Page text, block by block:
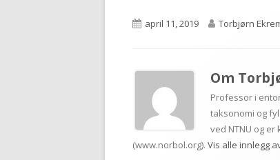
Publisert
april 11, 2019 Forfatter
Torbjørn
Om
Professor i
taksonomi og
ved NTNU og
(www.norbol.org). Vis alle innlegg